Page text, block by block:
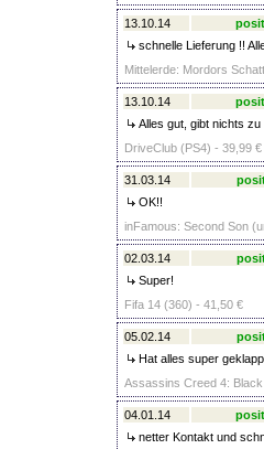
13.10.14
schnelle Lieferung !!
Mittelerde: Mordors
13.10.14
Alles gut, gibt nichts zu
DriveClub (PS4) - 39,99 €
31.03.14
OK!!
inFamous: Second Son
02.03.14
Super!
Fifa 14 (360) - 41,50 €
05.02.14
Hat alles super
Assassins Creed 4:
04.01.14
netter Kontakt und